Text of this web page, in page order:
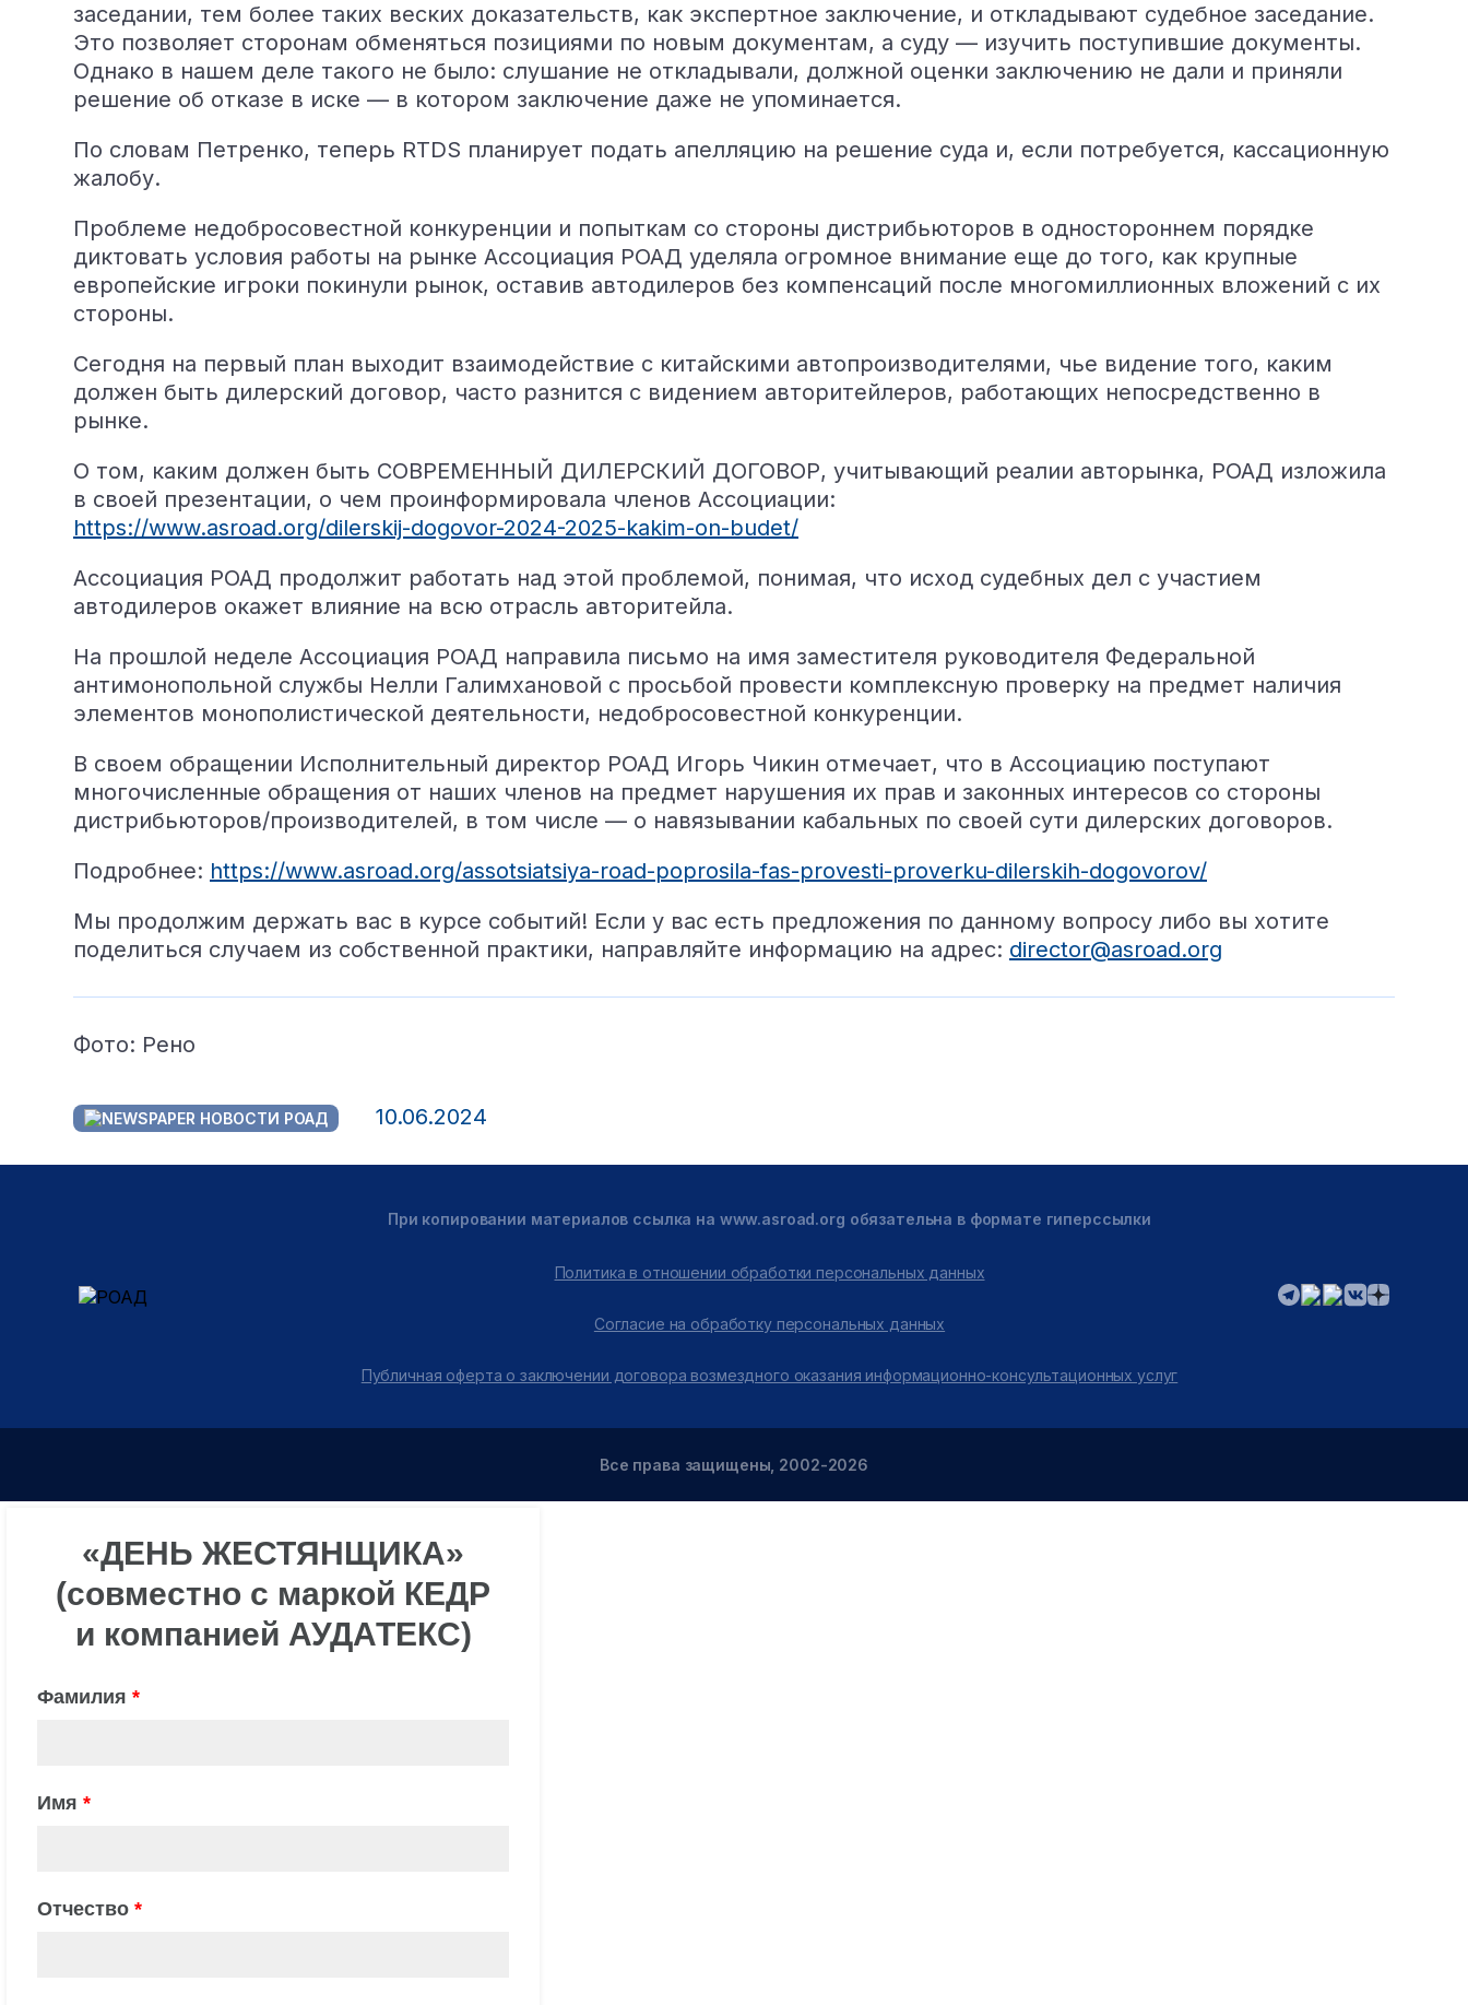
заседании, тем более таких веских доказательств, как экспертное заключение, и откладывают судебное заседание.
Это позволяет сторонам обменяться позициями по новым документам, а суду — изучить поступившие документы.
Однако в нашем деле такого не было: слушание не откладывали, должной оценки заключению не дали и приняли
решение об отказе в иске — в котором заключение даже не упоминается.
По словам Петренко, теперь RTDS планирует подать апелляцию на решение суда и, если потребуется, кассационную
жалобу.
Проблеме недобросовестной конкуренции и попыткам со стороны дистрибьюторов в одностороннем порядке
диктовать условия работы на рынке Ассоциация РОАД уделяла огромное внимание еще до того, как крупные
европейские игроки покинули рынок, оставив автодилеров без компенсаций после многомиллионных вложений с их
стороны.
Сегодня на первый план выходит взаимодействие с китайскими автопроизводителями, чье видение того, каким
должен быть дилерский договор, часто разнится с видением авторитейлеров, работающих непосредственно в
рынке.
О том, каким должен быть СОВРЕМЕННЫЙ ДИЛЕРСКИЙ ДОГОВОР, учитывающий реалии авторынка, РОАД изложила
в своей презентации, о чем проинформировала членов Ассоциации:
https://www.asroad.org/dilerskij-dogovor-2024-2025-kakim-on-budet/
Ассоциация РОАД продолжит работать над этой проблемой, понимая, что исход судебных дел с участием
автодилеров окажет влияние на всю отрасль авторитейла.
На прошлой неделе Ассоциация РОАД направила письмо на имя заместителя руководителя Федеральной
антимонопольной службы Нелли Галимхановой с просьбой провести комплексную проверку на предмет наличия
элементов монополистической деятельности, недобросовестной конкуренции.
В своем обращении Исполнительный директор РОАД Игорь Чикин отмечает, что в Ассоциацию поступают
многочисленные обращения от наших членов на предмет нарушения их прав и законных интересов со стороны
дистрибьюторов/производителей, в том числе — о навязывании кабальных по своей сути дилерских договоров.
Подробнее: https://www.asroad.org/assotsiatsiya-road-poprosila-fas-provesti-proverku-dilerskih-dogovorov/
Мы продолжим держать вас в курсе событий! Если у вас есть предложения по данному вопросу либо вы хотите
поделиться случаем из собственной практики, направляйте информацию на адрес: director@asroad.org
Фото: Рено
НОВОСТИ РОАД 10.06.2024
При копировании материалов ссылка на www.asroad.org обязательна в формате гиперссылки
Политика в отношении обработки персональных данных
Согласие на обработку персональных данных
Публичная оферта о заключении договора возмездного оказания информационно-консультационных услуг
Все права защищены, 2002-2026